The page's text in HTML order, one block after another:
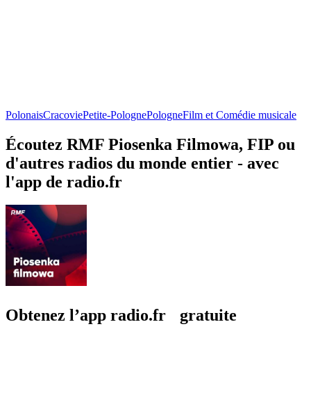
PolonaisCracoviePetite-PolognePologneFilm et Comédie musicale
Écoutez RMF Piosenka Filmowa, FIP ou
d'autres radios du monde entier - avec
l'app de radio.fr
Obtenez l’app radio.fr gratuite